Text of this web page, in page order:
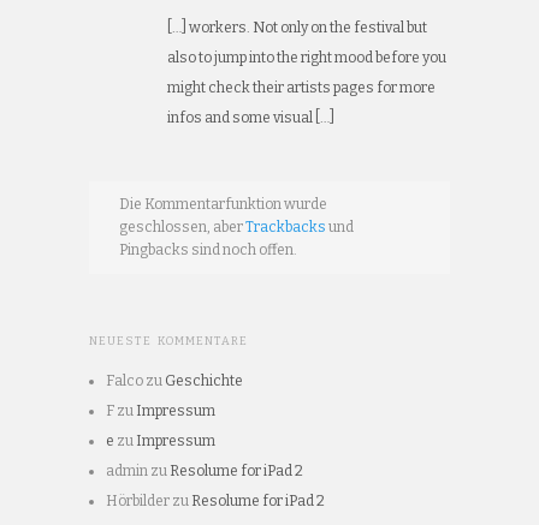
[…] workers. Not only on the festival but
also to jump into the right mood before you
might check their artists pages for more
infos and some visual […]
Die Kommentarfunktion wurde
geschlossen, aberTrackbacks und
Pingbacks sind noch offen.
NEUESTE KOMMENTARE
Falco zu Geschichte
F zu Impressum
e zu Impressum
admin zu Resolume for iPad 2
Hörbilder zu Resolume for iPad 2